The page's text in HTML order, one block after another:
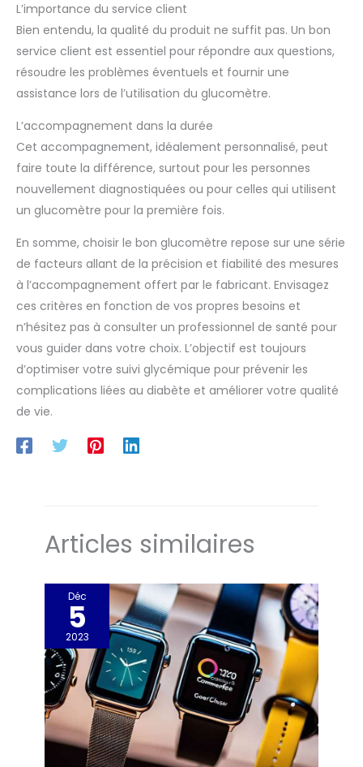
L’importance du service client
Bien entendu, la qualité du produit ne suffit pas. Un bon
service client est essentiel pour répondre aux questions,
résoudre les problèmes éventuels et fournir une
assistance lors de l’utilisation du glucomètre.
L’accompagnement dans la durée
Cet accompagnement, idéalement personnalisé, peut
faire toute la différence, surtout pour les personnes
nouvellement diagnostiquées ou pour celles qui utilisent
un glucomètre pour la première fois.
En somme, choisir le bon glucomètre repose sur une série
de facteurs allant de la précision et fiabilité des mesures
à l’accompagnement offert par le fabricant. Envisagez
ces critères en fonction de vos propres besoins et
n’hésitez pas à consulter un professionnel de santé pour
vous guider dans votre choix. L’objectif est toujours
d’optimiser votre suivi glycémique pour prévenir les
complications liées au diabète et améliorer votre qualité
de vie.
Articles similaires
Déc
5
2023